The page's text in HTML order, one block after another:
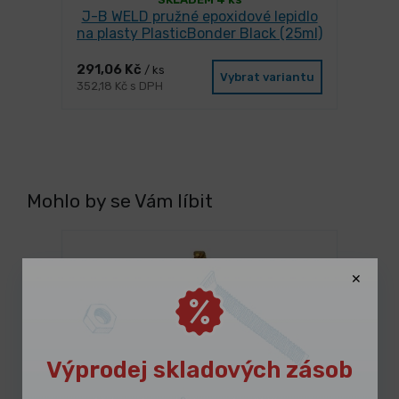
J-B WELD pružné epoxidové lepidlo
na plasty PlasticBonder Black (25ml)
291,06 Kč / ks
352,18 Kč s DPH
Vybrat variantu
Mohlo by se Vám líbit
Výprodej skladových zásob